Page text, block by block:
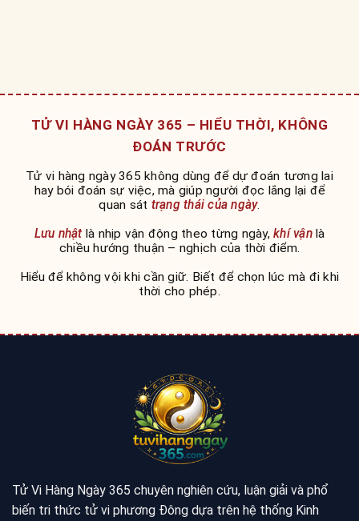
TỬ VI HÀNG NGÀY 365 – HIỂU THỜI, KHÔNG
ĐOÁN TRƯỚC
Tử vi hàng ngày 365 không dùng để dự đoán tương lai
hay bói đoán sự việc, mà giúp người đọc lắng lại để
quan sát trạng thái của ngày.
Lưu nhậtlà nhịp vận động theo từng ngày, khí vậnlà
chiều hướng thuận – nghịch của thời điểm.
Hiểu để không vội khi cần giữ. Biết để chọn lúc mà đi khi
thời cho phép.
Tử Vi Hàng Ngày 365 chuyên nghiên cứu, luận giải và phổ
biến tri thức tử vi phương Đông dựa trên hệ thống Kinh